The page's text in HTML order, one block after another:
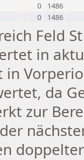
0
1486
0 1486
Feld
in
in
da
zur